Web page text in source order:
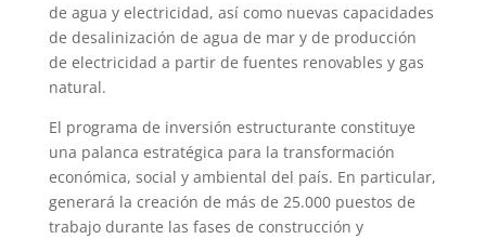
de agua y electricidad, así como nuevas capacidades
de desalinización de agua de mar y de producción
de electricidad a partir de fuentes renovables y gas
natural.
El programa de inversión estructurante constituye
una palanca estratégica para la transformación
económica, social y ambiental del país. En particular,
generará la creación de más de 25.000 puestos de
trabajo durante las fases de construcción y